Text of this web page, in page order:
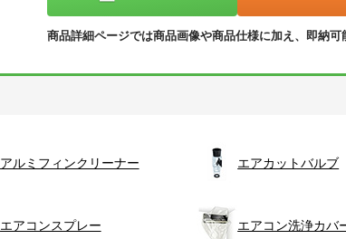
商品詳細ページでは商品画像や商品仕様に加え、即納可
アルミフィンクリーナー エアカットバルブ
エアコンスプレー エアコン洗浄カバ